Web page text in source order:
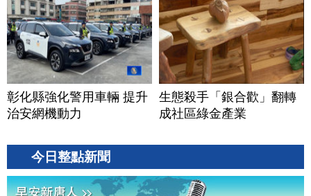
彰化縣強化警用車輛 提升
治安網機動力
生態殺手「銀合歡」翻轉
成社區綠金產業
今日整點新聞